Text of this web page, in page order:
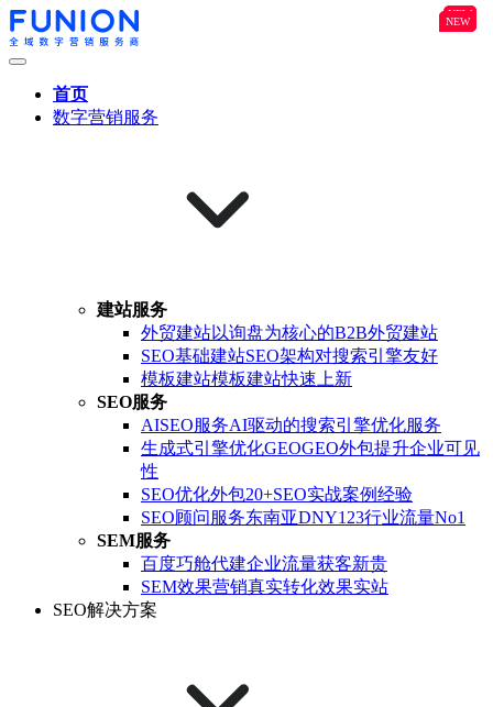
首页
数字营销服务
建站服务
外贸建站
B2B
以询盘为核心的B2B外贸建站
SEO基础建站SEO架构对搜索引擎友好
模板建站模板建站快速上新
SEO服务
AISEO服务AI驱动的搜索引擎优化服务
生成式引擎优化GEO
NEW
GEO外包提升企业可见
性
SEO优化外包20+SEO实战案例经验
SEO顾问服务东南亚DNY123行业流量No1
SEM服务
百度巧舱代建企业流量获客新贵
SEM效果营销真实转化效果实站
SEO解决方案
NEW
NEW